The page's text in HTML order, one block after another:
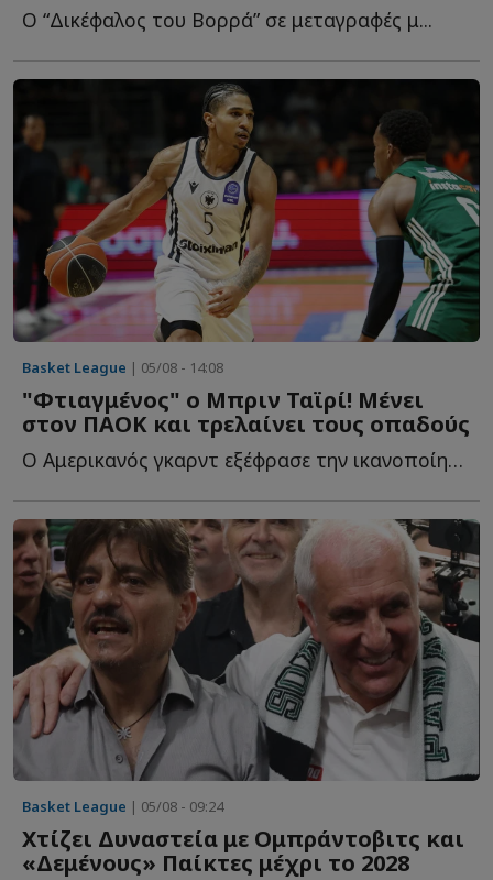
Ο “Δικέφαλος του Βορρά” σε μεταγραφές μ...
Basket League | 05/08 - 14:08
"Φτιαγμένος" ο Μπριν Ταϊρί! Μένει
στον ΠΑΟΚ και τρελαίνει τους οπαδούς
Ο Αμερικανός γκαρντ εξέφρασε την ικανοποίησή του για τ...
Basket League | 05/08 - 09:24
Χτίζει Δυναστεία με Ομπράντοβιτς και
«Δεμένους» Παίκτες μέχρι το 2028